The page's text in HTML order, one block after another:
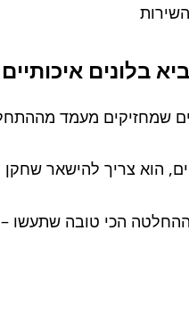
בלונים
שמחזיקים מעמד
הוא צריך להישאר
הכי טובה שתעשו